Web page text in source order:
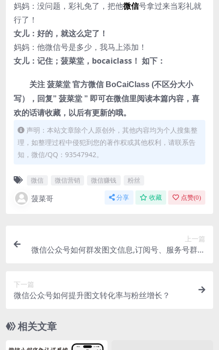
妈妈：没问题，彩礼免了，把他微信号拿过来当彩礼就
行了！
女儿：好的，就这么定了！
妈妈：他微信号是多少，我马上添加！
女儿：记住；菠菜堂，bocaiclass！ 如下：
关注 菠菜堂 官方微信 BoCaiClass (不区分大小
写），回复” 菠菜堂 ” 即可在微信里阅读本篇内容，喜
欢的话请收藏，以后有更新的哦。
声明：本站文章除个人原创外，其他内容均为个人搜集整
理，如整理过程中侵犯到您的著作权或其他权利，请联系告
知，微信/QQ：93547942。
微信 微信营销 微信赚钱 粉丝
菠菜哥 分享 收藏 点赞(0)
上一篇
微信公众号如何群发图文信息,订阅号、服务号群发
下一篇
微信公众号如何提升图文转化率与粉丝增长？
相关文章